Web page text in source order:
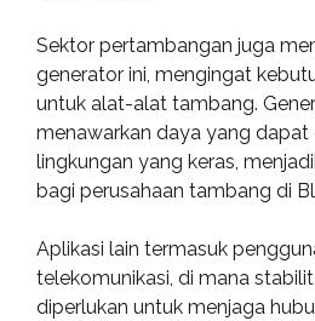
Sektor pertambangan juga
generator ini, mengingat
untuk alat-alat tambang.
menawarkan daya yang dapat
lingkungan yang keras,
bagi perusahaan tambang di
Aplikasi lain termasuk
telekomunikasi, di mana
diperlukan untuk menjaga